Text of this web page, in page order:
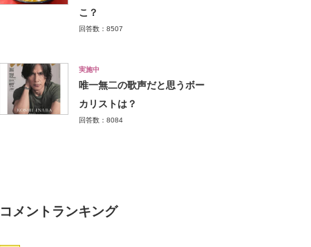
こ？
回答数：8507
実施中
唯一無二の歌声だと思うボー
カリストは？
回答数：8084
コメントランキング